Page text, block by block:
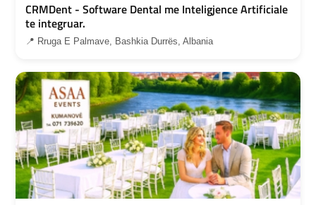
CRMDent - Software Dental me Inteligjence Artificiale
te integruar.
📍 Rruga E Palmave, Bashkia Durrës, Albania